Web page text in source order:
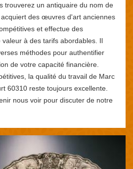
trouverez un antiquaire du nom de
des œuvres d'art anciennes
et effectue des
à des tarifs abordables. Il
méthodes pour authentifier
de votre capacité financière.
la qualité du travail de Marc
60310 reste toujours excellente.
nous voir pour discuter de notre